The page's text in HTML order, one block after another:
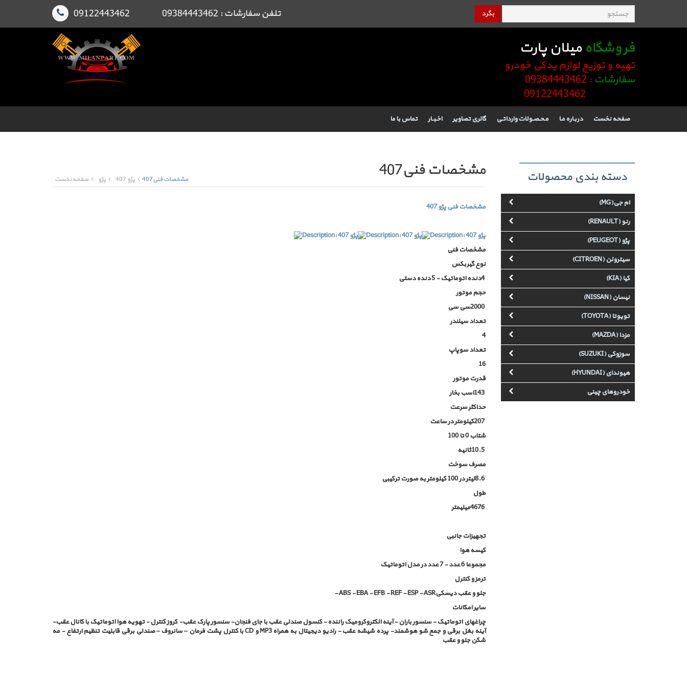
بگرد تلفن سفارشات : 09384443462 09122443462
فروشگاه میلان پارت
تهیه و توزیع لوازم یدکی خودرو
سفارشات : 09384443462
صفحه نخست دربـاره مـا مـحـصـولات وارداتـی گالری تصاویر اخـبــار تماس با ما
دسته بندی محصولات
ام جی(MG)
رنو (RENAULT)
پژو (PEUGEOT)
سیتروئن (CITROEN)
کیا (KIA)
نیسان (NISSAN)
تویوتا (TOYOTA)
مزدا (MAZDA)
سوزوکی (SUZUKI)
هیوندای (HYUNDAI)
خودروهای چینی
مشخصات فنی407 صفحه نخست پژو پژو 407 مشخصات فنی407
مشخصات فنی پژو 407
مشخصات فنی
نوع گیربکس
4دنده اتوماتیک - 5 دنده دستی
حجم موتور
2000سی سی
تعداد سیلندر
4
تعداد سوپاپ
16
قدرت موتور
143اسب بخار
حداکثر سرعت
207کیلومتر در ساعت
شتاب 0 تا 100
10.5ثانیه
مصرف سوخت
8.6لیتر در 100 کیلومتر به صورت ترکیبی
طول
4676میلیمتر
تجهیزات جانبی
کیسه هوا
مجموعا 6 عدد - 7 عدد در مدل اتوماتیک
ترمز و کنترل
جلو و عقب دیسکی- ABS - EBA - EFB - REF - ESP - ASR
سایر امکانات
چراغهای اتوماتیک - سنسور باران - آینه الکتروکرومیک راننده - کنسول صندلی عقب با جای فنجان- سنسور پارک عقب- کروز کنترل-تهویه هوا اتوماتیک با کانال عقب-
آینه بغل برقی و جمع شو هوشمند- پرده شیشه عقب - رادیو دیجیتال به همراه MP3و CDبا کنترل پشت فرمان – سانروف–صندلی برقی قابلیت تنظیم ارتفاع - مه
شکن جلو و عقب